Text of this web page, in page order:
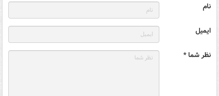
نام
ایمیل
نظر شما *